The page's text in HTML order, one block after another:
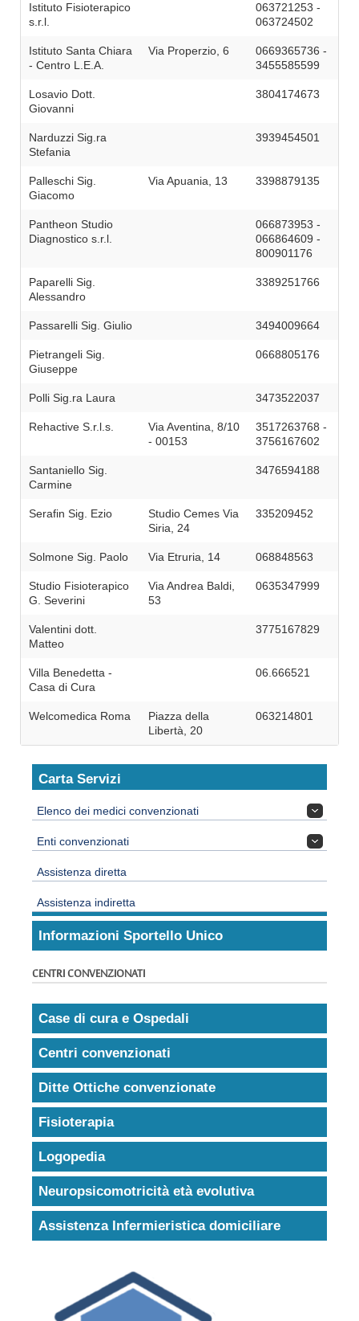
Istituto Fisioterapico
s.r.l.
063721253 -
063724502
Istituto Santa Chiara
- Centro L.E.A.
Via Properzio, 6
0669365736 -
3455585599
Losavio Dott.
Giovanni
3804174673
Narduzzi Sig.ra
Stefania
3939454501
Palleschi Sig.
Giacomo
Via Apuania, 13 3398879135
Pantheon Studio
Diagnostico s.r.l.
066873953 -
066864609 -
800901176
Paparelli Sig.
Alessandro
3389251766
Passarelli Sig. Giulio 3494009664
Pietrangeli Sig.
Giuseppe
0668805176
Polli Sig.ra Laura 3473522037
Rehactive S.r.l.s.
Via Aventina, 8/10
- 00153
3517263768 -
3756167602
Santaniello Sig.
Carmine
3476594188
Serafin Sig. Ezio
Studio Cemes Via
Siria, 24
335209452
Solmone Sig. Paolo Via Etruria, 14 068848563
Studio Fisioterapico
G. Severini
Via Andrea Baldi,
53
0635347999
Valentini dott.
Matteo
3775167829
Villa Benedetta -
Casa di Cura
06.666521
Welcomedica Roma
Piazza della
Libertà, 20
063214801
Carta Servizi
Elenco dei medici convenzionati
Enti convenzionati
Assistenza diretta
Assistenza indiretta
Informazioni Sportello Unico
CENTRI CONVENZIONATI
Case di cura e Ospedali
Centri convenzionati
Ditte Ottiche convenzionate
Fisioterapia
Logopedia
Neuropsicomotricità età evolutiva
Assistenza Infermieristica domiciliare